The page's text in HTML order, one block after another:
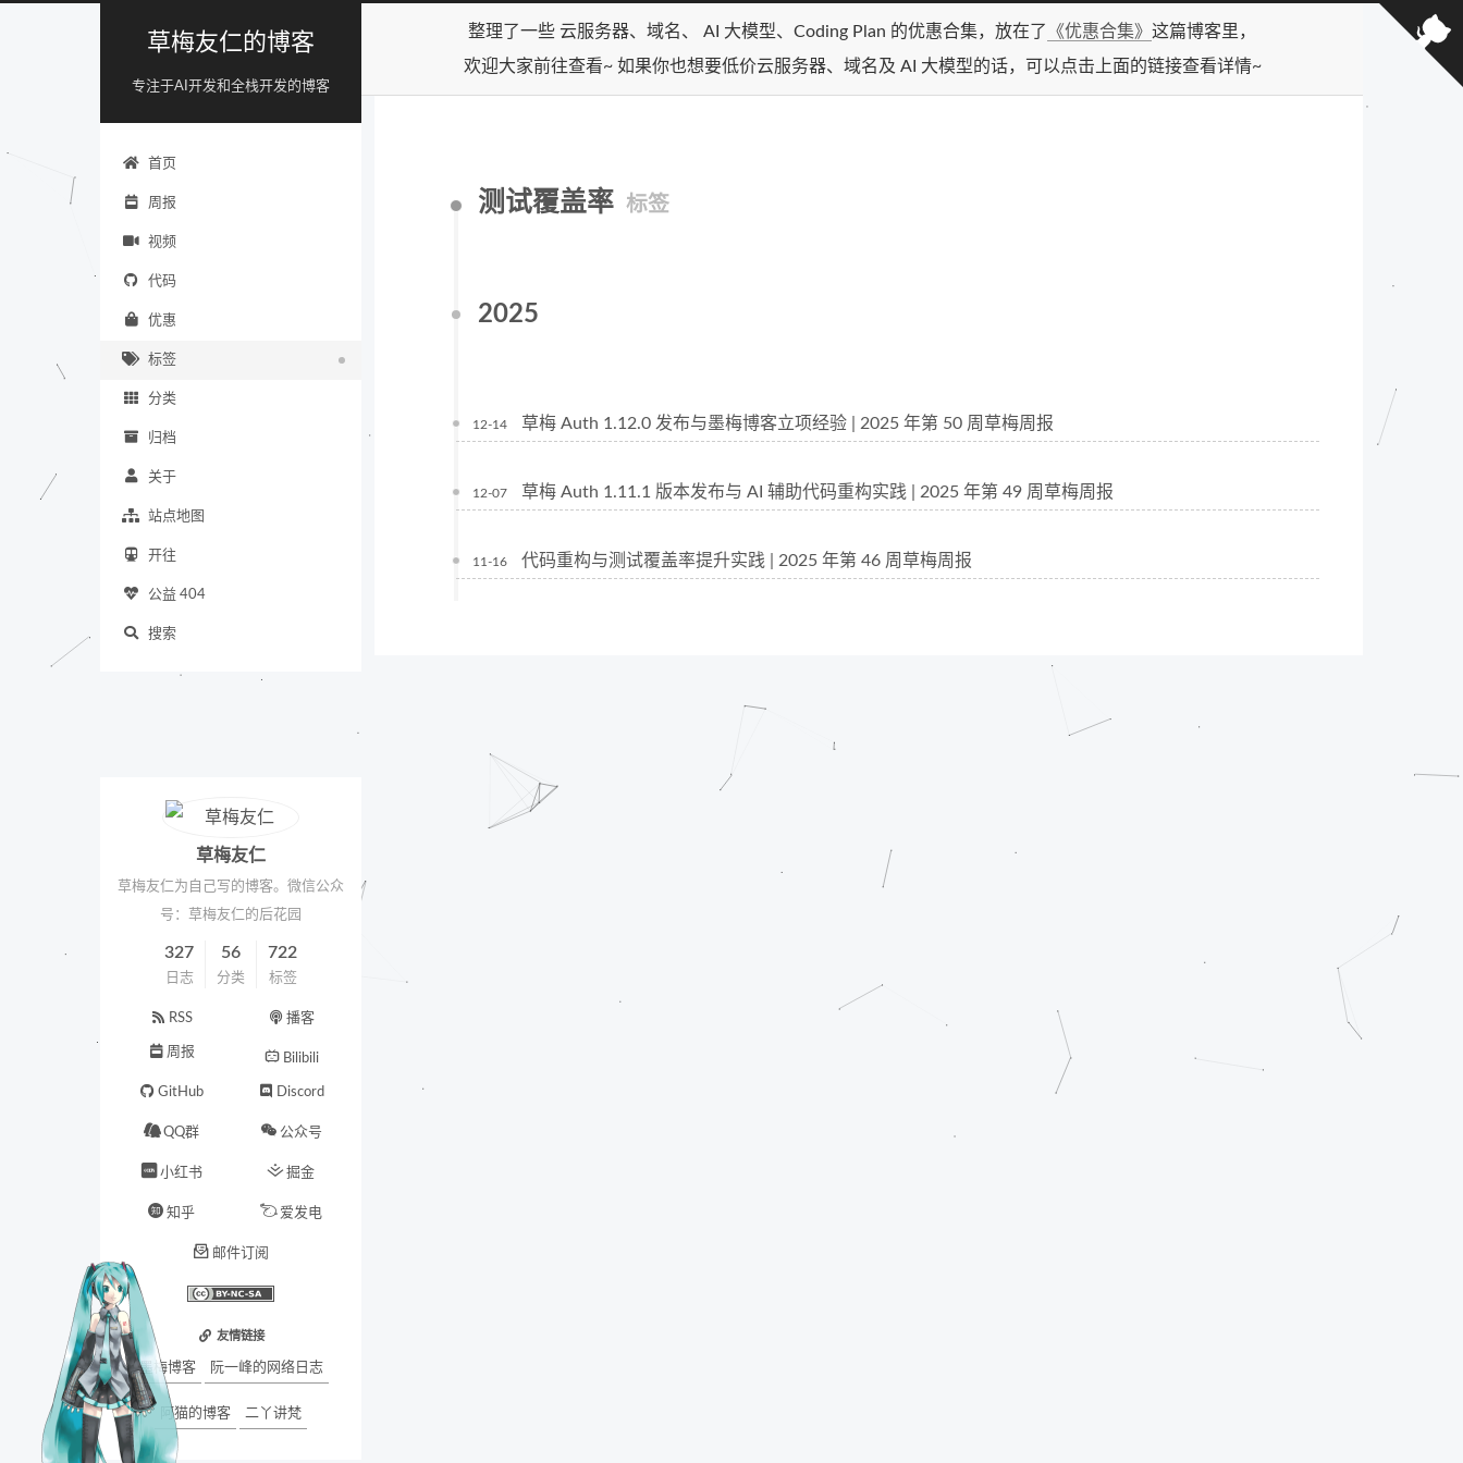
整理了一些 云服务器、域名、 AI 大模型、Coding Plan 的优惠合集，放在了 《优惠合集》 这篇博客里，
欢迎大家前往查看~ 如果你也想要低价云服务器、域名及 AI 大模型的话，可以点击上面的链接查看详情~
草梅友仁的博客
专注于AI开发和全栈开发的博客
首页
周报
视频
代码
优惠
标签
分类
归档
关于
站点地图
开往
公益 404
搜索
测试覆盖率 标签
2025
12-14 草梅 Auth 1.12.0 发布与墨梅博客立项经验 | 2025 年第 50 周草梅周报
12-07 草梅 Auth 1.11.1 版本发布与 AI 辅助代码重构实践 | 2025 年第 49 周草梅周报
11-16 代码重构与测试覆盖率提升实践 | 2025 年第 46 周草梅周报
草梅友仁
草梅友仁为自己写的博客。微信公众
号：草梅友仁的后花园
327
日志
56
分类
722
标签
RSS 播客
周报 Bilibili
GitHub Discord
QQ群 公众号
小红书 掘金
知乎 爱发电
邮件订阅
友情链接
墨梅博客 阮一峰的网络日志
阿猫的博客 二丫讲梵